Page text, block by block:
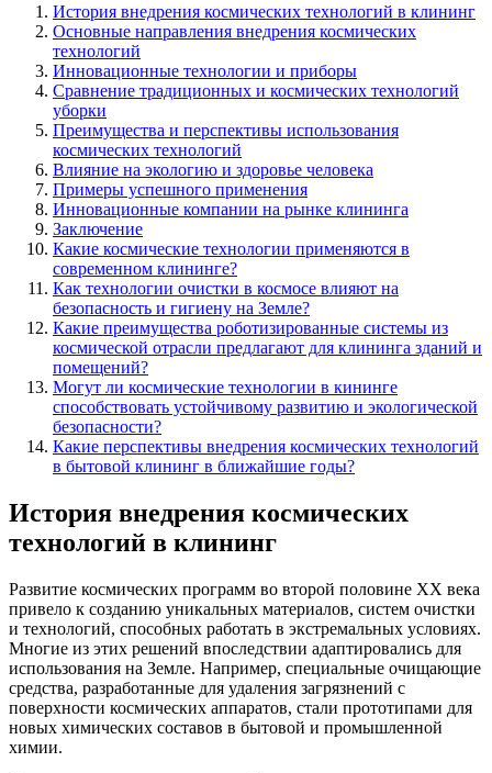
История внедрения космических технологий в клининг
Основные направления внедрения космических
технологий
Инновационные технологии и приборы
Сравнение традиционных и космических технологий
уборки
Преимущества и перспективы использования
космических технологий
Влияние на экологию и здоровье человека
Примеры успешного применения
Инновационные компании на рынке клининга
Заключение
Какие космические технологии применяются в
современном клининге?
Как технологии очистки в космосе влияют на
безопасность и гигиену на Земле?
Какие преимущества роботизированные системы из
космической отрасли предлагают для клининга зданий и
помещений?
Могут ли космические технологии в кининге
способствовать устойчивому развитию и экологической
безопасности?
Какие перспективы внедрения космических технологий
в бытовой клининг в ближайшие годы?
История внедрения космических
технологий в клининг
Развитие космических программ во второй половине XX века
привело к созданию уникальных материалов, систем очистки
и технологий, способных работать в экстремальных условиях.
Многие из этих решений впоследствии адаптировались для
использования на Земле. Например, специальные очищающие
средства, разработанные для удаления загрязнений с
поверхности космических аппаратов, стали прототипами для
новых химических составов в бытовой и промышленной
химии.